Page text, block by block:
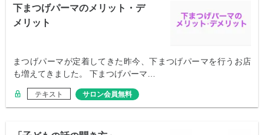
下まつげパーマのメリット・デ
メリット
まつげパーマが定着してきた昨今、下まつげパーマを行うお店
も増えてきました。 下まつげパーマ…
テキスト サロン会員無料